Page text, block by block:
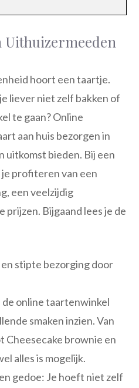
hoort een taartje.
liever niet zelf bakken of
te gaan? Online
aan huis bezorgen in
uitkomst bieden. Bij een
profiteren van een
een veelzijdig
prijzen. Bijgaand lees je de
stipte bezorging door
de online taartenwinkel
smaken inzien. Van
Cheesecake brownie en
alles is mogelijk.
gedoe: Je hoeft niet zelf